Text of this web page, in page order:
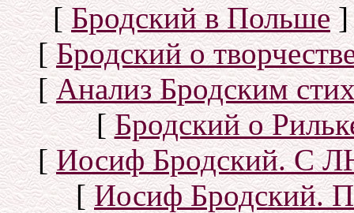
[Бродский в Польше]
[Бродский о
[Анализ Бродским
[Бродский о
[Иосиф Бродский. С
[Иосиф Бродский.